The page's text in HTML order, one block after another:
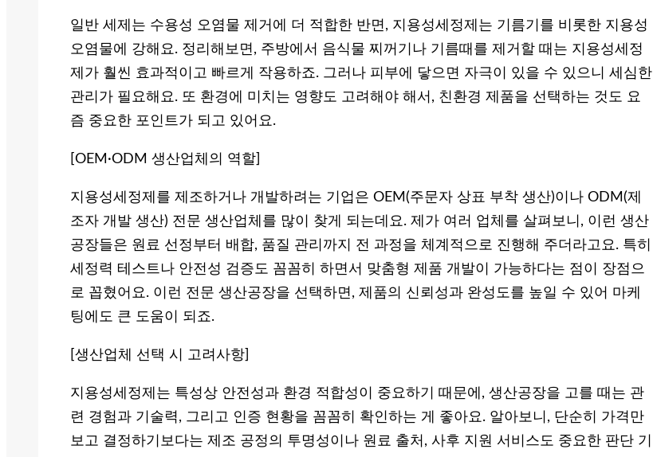
일반 세제는 수용성 오염물 제거에 더 적합한 반면, 지용성세정제는 기름기를 비롯한 지용성
오염물에 강해요. 정리해보면, 주방에서 음식물 찌꺼기나 기름때를 제거할 때는 지용성세정
제가 훨씬 효과적이고 빠르게 작용하죠. 그러나 피부에 닿으면 자극이 있을 수 있으니 세심한
관리가 필요해요. 또 환경에 미치는 영향도 고려해야 해서, 친환경 제품을 선택하는 것도 요
즘 중요한 포인트가 되고 있어요.
[OEM·ODM 생산업체의 역할]
지용성세정제를 제조하거나 개발하려는 기업은 OEM(주문자 상표 부착 생산)이나 ODM(제
조자 개발 생산) 전문 생산업체를 많이 찾게 되는데요. 제가 여러 업체를 살펴보니, 이런 생산
공장들은 원료 선정부터 배합, 품질 관리까지 전 과정을 체계적으로 진행해 주더라고요. 특히
세정력 테스트나 안전성 검증도 꼼꼼히 하면서 맞춤형 제품 개발이 가능하다는 점이 장점으
로 꼽혔어요. 이런 전문 생산공장을 선택하면, 제품의 신뢰성과 완성도를 높일 수 있어 마케
팅에도 큰 도움이 되죠.
[생산업체 선택 시 고려사항]
지용성세정제는 특성상 안전성과 환경 적합성이 중요하기 때문에, 생산공장을 고를 때는 관
련 경험과 기술력, 그리고 인증 현황을 꼼꼼히 확인하는 게 좋아요. 알아보니, 단순히 가격만
보고 결정하기보다는 제조 공정의 투명성이나 원료 출처, 사후 지원 서비스도 중요한 판단 기